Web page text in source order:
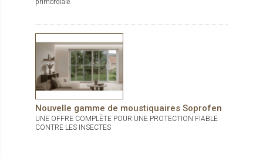
primordiale.
Nouvelle gamme de moustiquaires Soprofen
UNE OFFRE COMPLÈTE POUR UNE PROTECTION FIABLE
CONTRE LES INSECTES